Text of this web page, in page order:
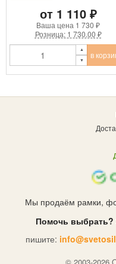
от 1 110 ₽
Ваша цена 1 730 ₽
Розница: 1 730.00 ₽
в
Мы продаём рамки,
Помочь выбрать?
пишите: